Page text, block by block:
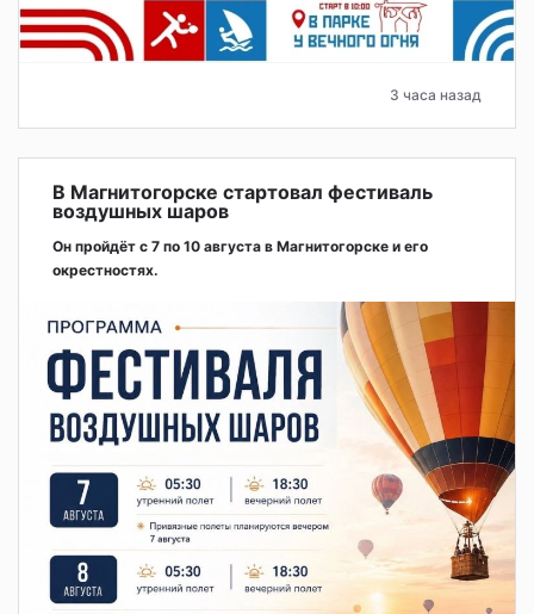
3 часа назад
В Магнитогорске стартовал фестиваль
воздушных шаров
Он пройдёт с 7 по 10 августа в Магнитогорске и его
окрестностях.